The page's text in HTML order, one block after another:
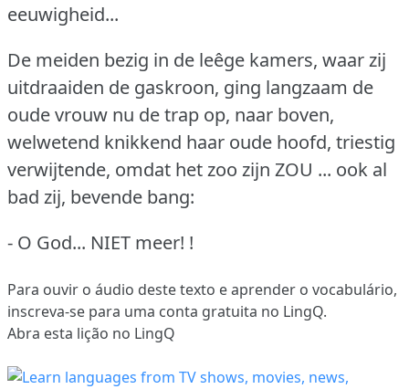
eeuwigheid...
De meiden bezig in de leêge kamers, waar zij
uitdraaiden de gaskroon, ging langzaam de
oude vrouw nu de trap op, naar boven,
welwetend knikkend haar oude hoofd, triestig
verwijtende, omdat het zoo zijn ZOU ... ook al
bad zij, bevende bang:
- O God... NIET meer! !
Para ouvir o áudio deste texto e aprender o vocabulário,
inscreva-se para uma conta gratuita no LingQ.
Abra esta lição no LingQ